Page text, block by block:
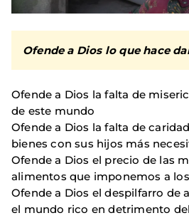
Ofende a Dios lo que hace
Ofende a Dios la falta de
de este mundo
Ofende a Dios la falta de
bienes con sus hijos más
Ofende a Dios el precio de las
alimentos que imponemos a
Ofende a Dios el despilfarro de
el mundo rico en detrimento